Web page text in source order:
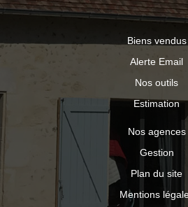
Biens vendus
Alerte Email
Nos outils
Estimation
Nos agences
Gestion
Plan du site
Mentions